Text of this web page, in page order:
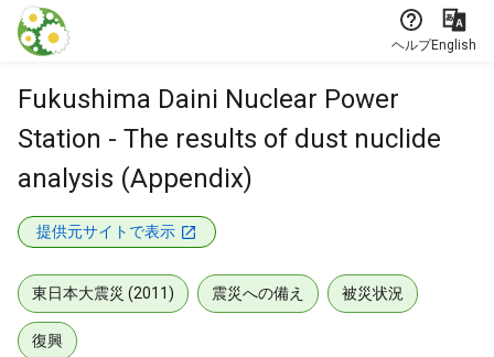
本文に飛ぶ
ヘルプEnglish
Fukushima Daini Nuclear Power
Station - The results of dust nuclide
analysis (Appendix)
提供元サイトで表示
東日本大震災 (2011) 震災への備え 被災状況
復興